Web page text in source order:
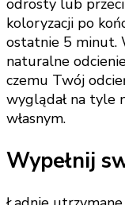
odrosty lub
koloryzacji po
ostatnie 5 minut.
naturalne
czemu Twój
wyglądał na tyle
własnym.
Wypełnij